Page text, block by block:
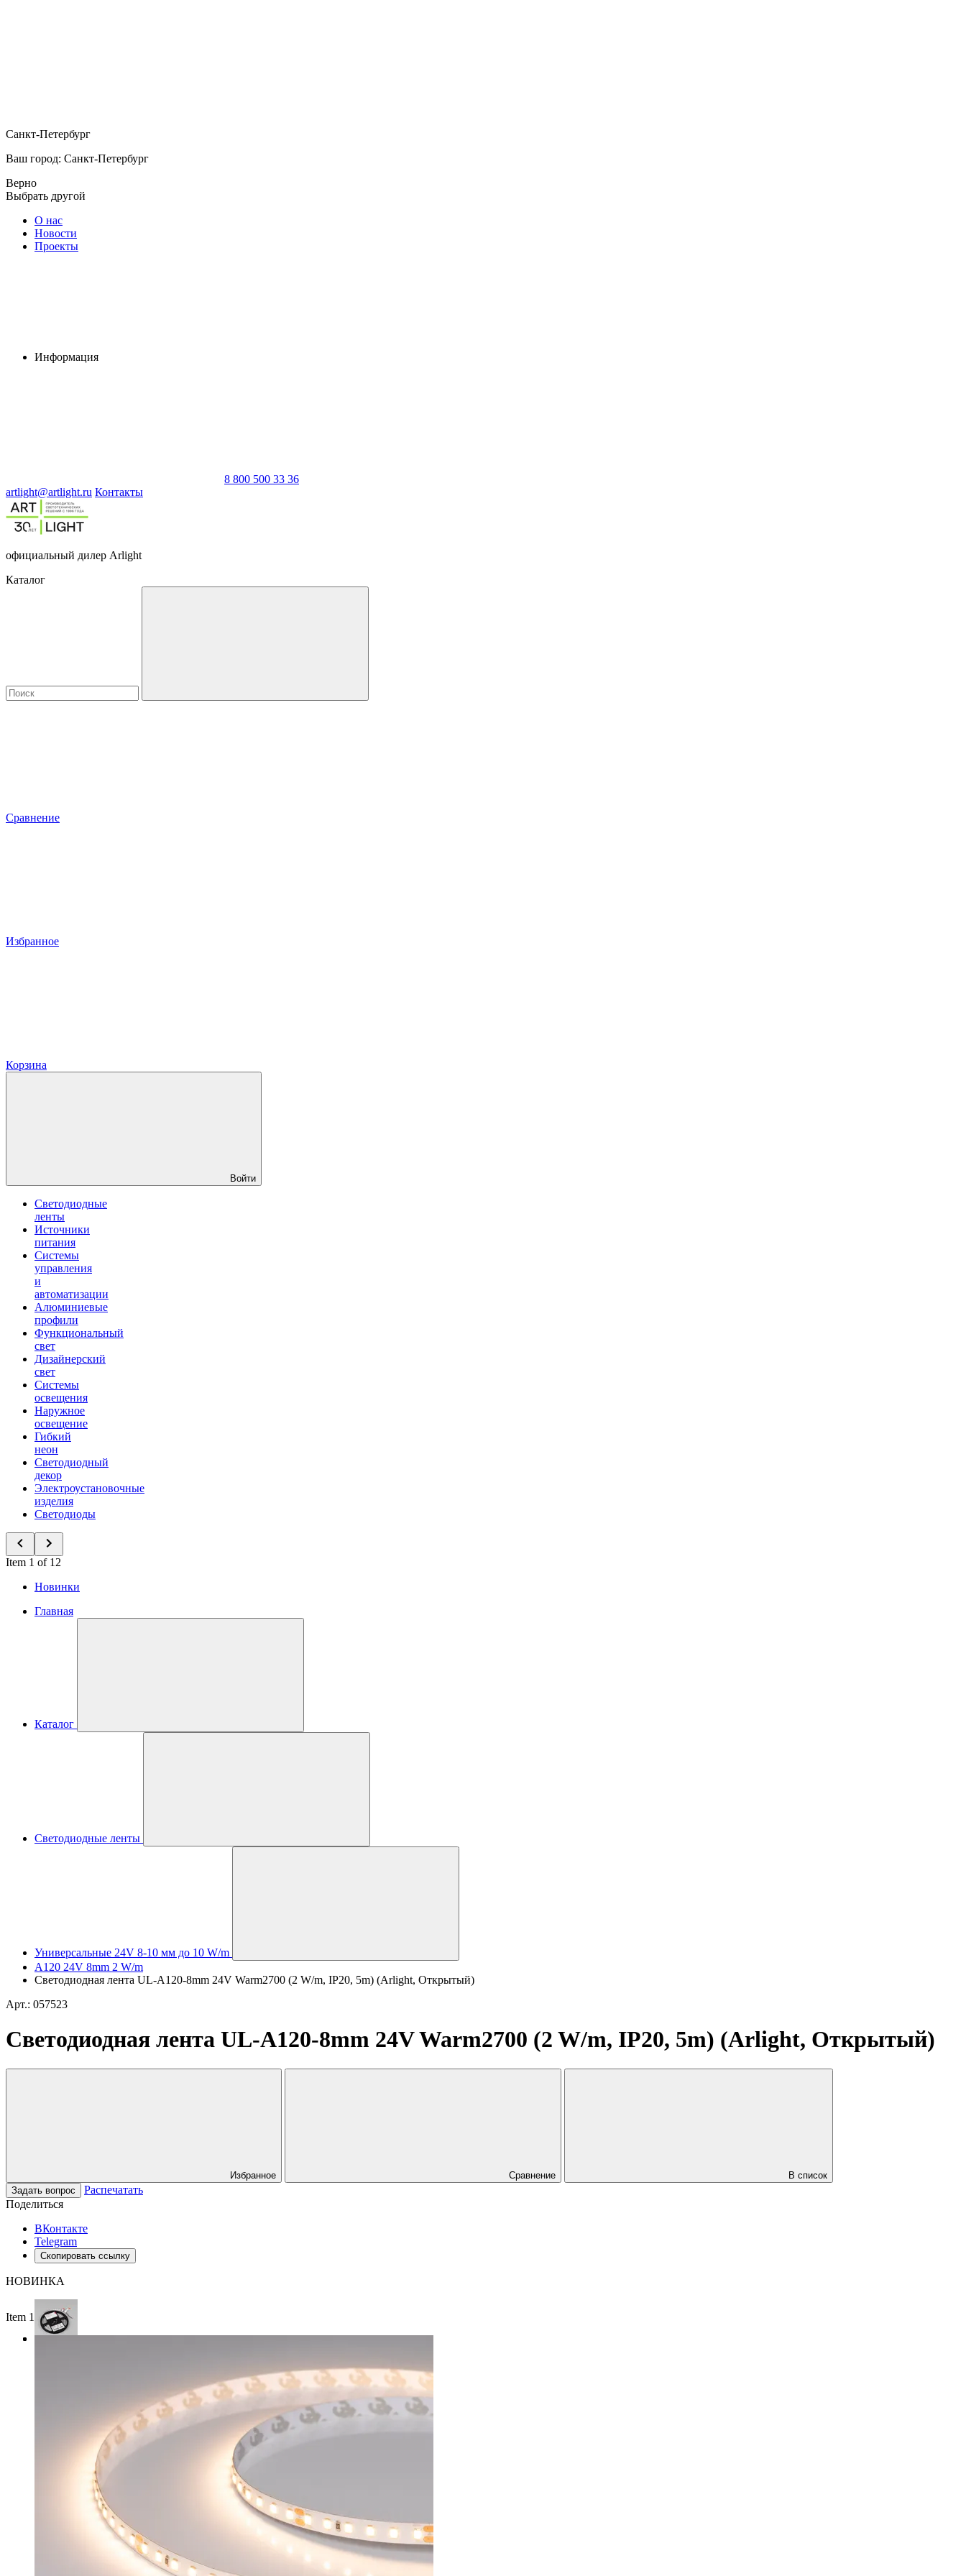
Санкт-Петербург
Ваш город: Санкт-Петербург
Верно
Выбрать другой
О нас
Новости
Проекты
Информация
8 800 500 33 36
artlight@artlight.ru Контакты
официальный дилер Arlight
Каталог
Сравнение
Избранное
Корзина
Войти
Светодиодные
ленты
Источники
питания
Системы
управления
и
автоматизации
Алюминиевые
профили
Функциональный
свет
Дизайнерский
свет
Системы
освещения
Наружное
освещение
Гибкий
неон
Светодиодный
декор
Электроустановочные
изделия
Светодиоды
Item 1 of 12
Новинки
Главная
Каталог
Светодиодные ленты
Универсальные 24V 8-10 мм до 10 W/m
A120 24V 8mm 2 W/m
Светодиодная лента UL-A120-8mm 24V Warm2700 (2 W/m, IP20, 5m) (Arlight, Открытый)
Арт.: 057523
Светодиодная лента UL-A120-8mm 24V Warm2700 (2 W/m, IP20, 5m) (Arlight, Открытый)
Избранное Сравнение
В список
Задать вопрос
Распечатать
Поделиться
ВКонтакте
Telegram
Скопировать ссылку
НОВИНКА
Item 1 of 3